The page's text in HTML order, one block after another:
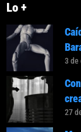
Lo +
3 de
27